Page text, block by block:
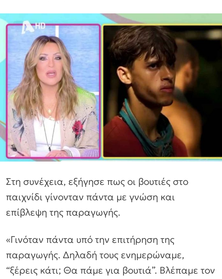
Στη συνέχεια, εξήγησε πως οι βουτιές στο
παιχνίδι γίνονταν πάντα με γνώση και
επίβλεψη της παραγωγής.
«Γινόταν πάντα υπό την επιτήρηση της
παραγωγής. Δηλαδή τους ενημερώναμε,
“ξέρεις κάτι; Θα πάμε για βουτιά”. Βλέπαμε τον